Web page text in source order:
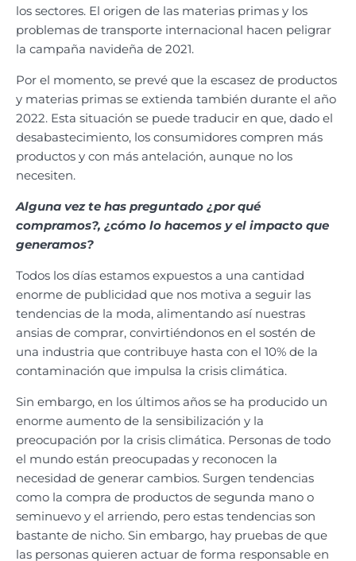
los sectores. El origen de las materias primas y los
problemas de transporte internacional hacen peligrar
la campaña navideña de 2021.
Por el momento, se prevé que la escasez de productos
y materias primas se extienda también durante el año
2022. Esta situación se puede traducir en que, dado el
desabastecimiento, los consumidores compren más
productos y con más antelación, aunque no los
necesiten.
Alguna vez te has preguntado ¿por qué
compramos?, ¿cómo lo hacemos y el impacto que
generamos?
Todos los días estamos expuestos a una cantidad
enorme de publicidad que nos motiva a seguir las
tendencias de la moda, alimentando así nuestras
ansias de comprar, convirtiéndonos en el sostén de
una industria que contribuye hasta con el 10% de la
contaminación que impulsa la crisis climática.
Sin embargo, en los últimos años se ha producido un
enorme aumento de la sensibilización y la
preocupación por la crisis climática. Personas de todo
el mundo están preocupadas y reconocen la
necesidad de generar cambios. Surgen tendencias
como la compra de productos de segunda mano o
seminuevo y el arriendo, pero estas tendencias son
bastante de nicho. Sin embargo, hay pruebas de que
las personas quieren actuar de forma responsable en